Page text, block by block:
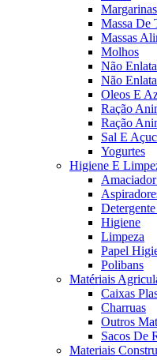
Massa De
Massas
Molhos
Não
Não
Oleos E
Ração
Ração
Sal E
Yogurtes
Higiene E
Higiene
Limpeza
Papel
Polibans
Matériais
Caixas
Charruas
Outros
Sacos De
Materiais